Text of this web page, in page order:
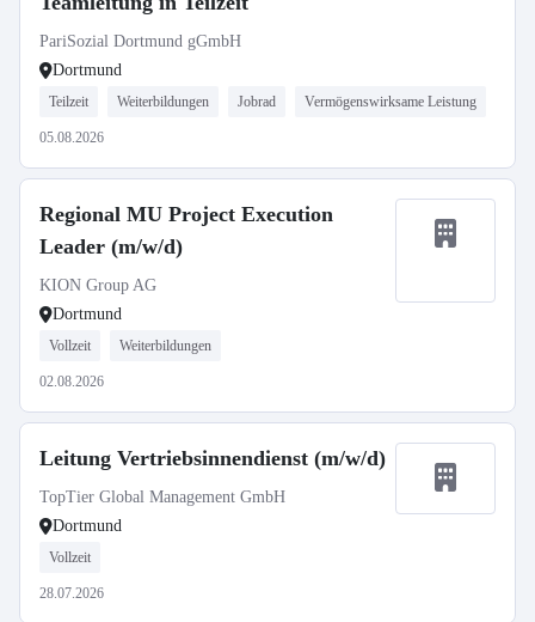
PariSozial Dortmund gGmbH
Dortmund
Teilzeit Weiterbildungen Jobrad Vermögenswirksame Leistung
05.08.2026
Regional MU Project Execution
Leader (m/w/d)
KION Group AG
Dortmund
Vollzeit Weiterbildungen
02.08.2026
Leitung Vertriebsinnendienst (m/w/d)
TopTier Global Management GmbH
Dortmund
Vollzeit
28.07.2026